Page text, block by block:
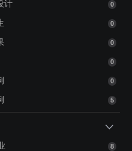
，随时随地打开即可使用
云（软件下载）
均在本地，安全可控
计 0
0
0
0
0
5
8